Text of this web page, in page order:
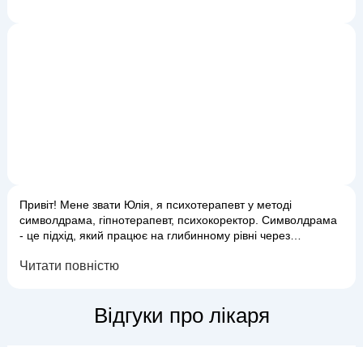
Привіт! Мене звати Юлія, я психотерапевт у методі
символдрама, гіпнотерапевт, психокоректор. Символдрама
- це підхід, який працює на глибинному рівні через
внутрішні конфлікти і отримати бажаний результат.
також психосоматика. В роботі викори...
Читати повністю
Відгуки про лікаря